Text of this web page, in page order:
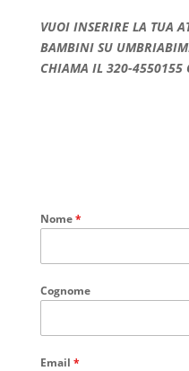
VUOI INSERIRE LA TUA
BAMBINI SU
CHIAMA IL 320-4550155
Nome*
Cognome
Email *